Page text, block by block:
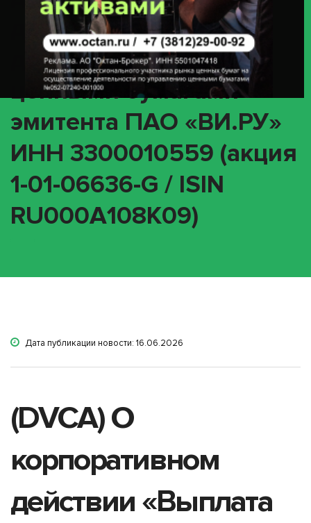
дивидендов в виде
денежных средств» с
ценными бумагами
эмитента ПАО «ВИ.РУ»
ИНН 3300010559 (акция
1-01-06636-G / ISIN
RU000A108K09)
Дата публикации новости: 16.06.2026
(DVCA) О
корпоративном
действии «Выплата